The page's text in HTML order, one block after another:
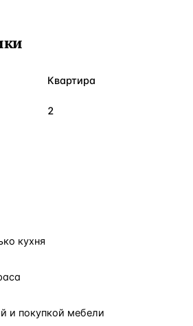
Квартира
2
кухня
и покупкой мебели